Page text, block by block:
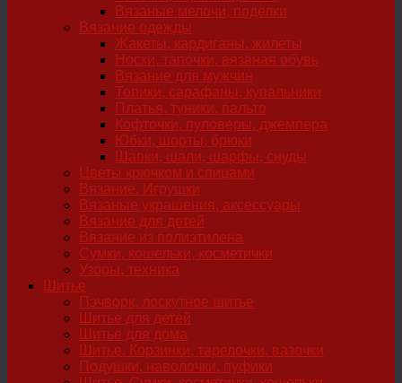
Вязаные мелочи, поделки
Вязание одежды
Жакеты, кардиганы, жилеты
Носки, тапочки, вязаная обувь
Вязание для мужчин
Топики, сарафаны, купальники
Платья, туники, пальто
Кофточки, пуловеры, джемпера
Юбки, шорты, брюки
Шапки, шали, шарфы, снуды
Цветы крючком и спицами
Вязание. Игрушки
Вязаные украшения, аксессуары
Вязание для детей
Вязание из полиэтилена
Сумки, кошельки, косметички
Узоры, техника
Шитье
Пэчворк, лоскутное шитье
Шитье для детей
Шитье для дома
Шитье. Корзинки, тарелочки, вазочки
Подушки, наволочки, пуфики